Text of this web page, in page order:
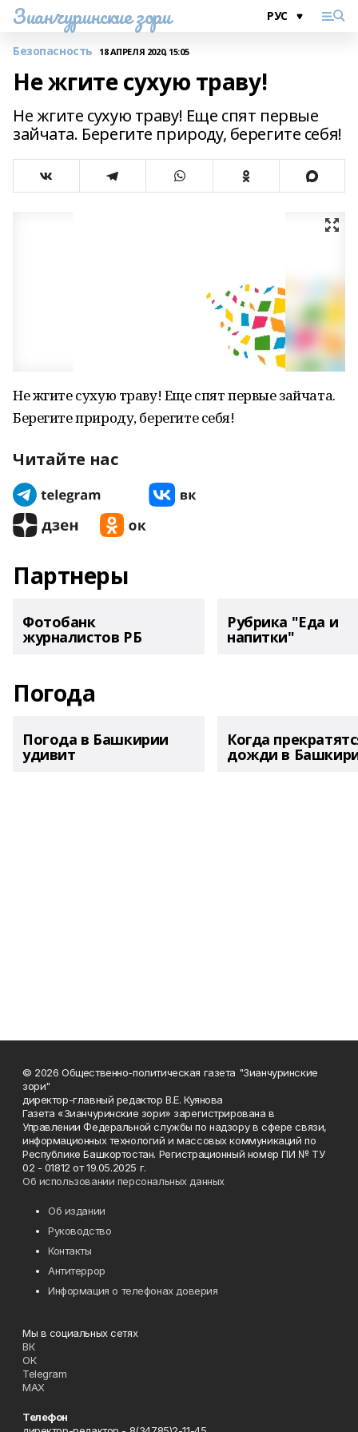
Зианчуринские зори
Безопасность 18 АПРЕЛЯ 2020, 15:05
Не жгите сухую траву!
Не жгите сухую траву! Еще спят первые
зайчата. Берегите природу, берегите себя!
Не жгите сухую траву! Еще спят первые зайчата.
Берегите природу, берегите себя!
Читайте нас
Партнеры
Фотобанк
журналистов РБ
Рубрика "Еда и
напитки"
Погода
Погода в Башкирии
удивит
Когда
дожди в
© 2026 Общественно-политическая газета "Зианчуринские
зори"
директор-главный редактор В.Е. Куянова
Газета «Зианчуринские зори» зарегистрирована в
Управлении Федеральной службы по надзору в сфере связи,
информационных технологий и массовых коммуникаций по
Республике Башкортостан. Регистрационный номер ПИ № ТУ
02 - 01812 от 19.05.2025 г.
Об использовании персональных данных
Об издании
Руководство
Контакты
Антитеррор
Информация о телефонах доверия
Мы в социальных сетях
ВК
ОК
Telegram
MAX
Телефон